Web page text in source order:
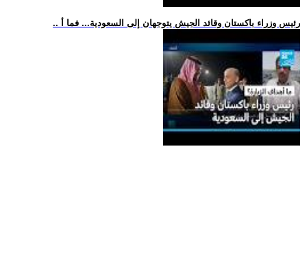
.. رئيس وزراء باكستان وقائد الجيش يتوجهان إلى السعودية... فما أ